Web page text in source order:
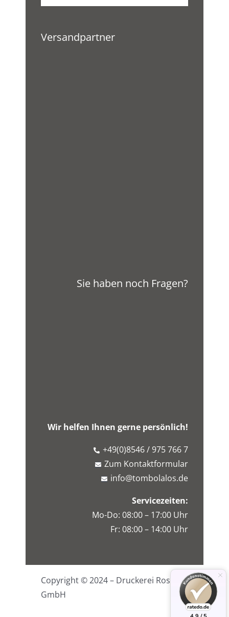
Versandpartner
Sie haben noch Fragen?
Wir helfen Ihnen gerne persönlich!
+49(0)8546 / 975 766 7
Zum Kontaktformular
info@tombolalos.de
Servicezeiten:
Mo-Do: 08:00 – 17:00 Uhr
Fr: 08:00 – 14:00 Uhr
Copyright © 2024 – Druckerei Rossa
GmbH